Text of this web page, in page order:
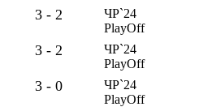
3 - 2
ЧР`24
PlayOff
3 - 2
ЧР`24
PlayOff
3 - 0
ЧР`24
PlayOff